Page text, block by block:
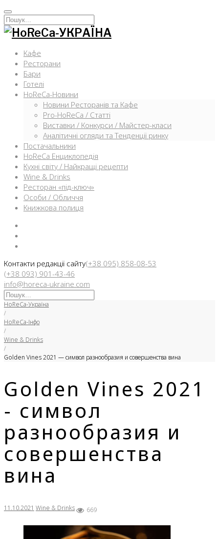
Перейти
к
содержимому
Искать:
Кафе
Ресторани
Бари
Готелі
HoReCa-Новини
Новини Ресторанів та Кафе
Pro-HoReCa / Статті
Виставки / Конкурси / Майстер-класи
Аналітичні огляди та Тенденції ринку
Постачальники
HoReCa Енциклопедія
Кухні світу / Найкращі рецепти
Wine & Drinks
Ресторан «під-ключ»
Особи / Обличчя
Книжкова полиця
Контакти редакції сайту(+38 095) 858-08-53
(+38 093) 901-43-46
info@horeca-ukraine.com
Искать:
HoReCa-Україна
/
HoReCa-Інфо
/
Wine & Drinks
/
Golden Vines 2021 — символ разнообразия и совершенства вина
Golden Vines 2021
- символ
разнообразия и
совершенства
вина
11.10.2021 Wine & Drinks 669